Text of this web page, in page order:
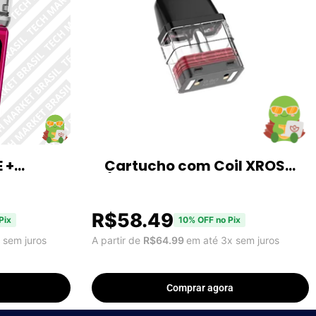
+
juros
Cartucho com Coil XROS
(Xros Mini, Xros 2, Xros 3,
R$58.49 10% OFF no Pix
A partir de R$64.99 em até 3x sem juros
Comprar agora